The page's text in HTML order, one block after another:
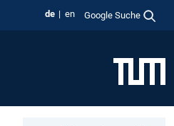
de en Google Suche